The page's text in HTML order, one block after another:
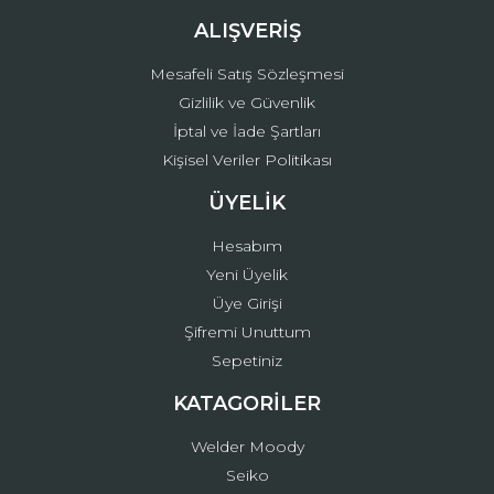
ALIŞVERİŞ
Mesafeli Satış Sözleşmesi
Gizlilik ve Güvenlik
İptal ve İade Şartları
Kişisel Veriler Politikası
ÜYELİK
Hesabım
Yeni Üyelik
Üye Girişi
Şifremi Unuttum
Sepetiniz
KATAGORİLER
Welder Moody
Seiko